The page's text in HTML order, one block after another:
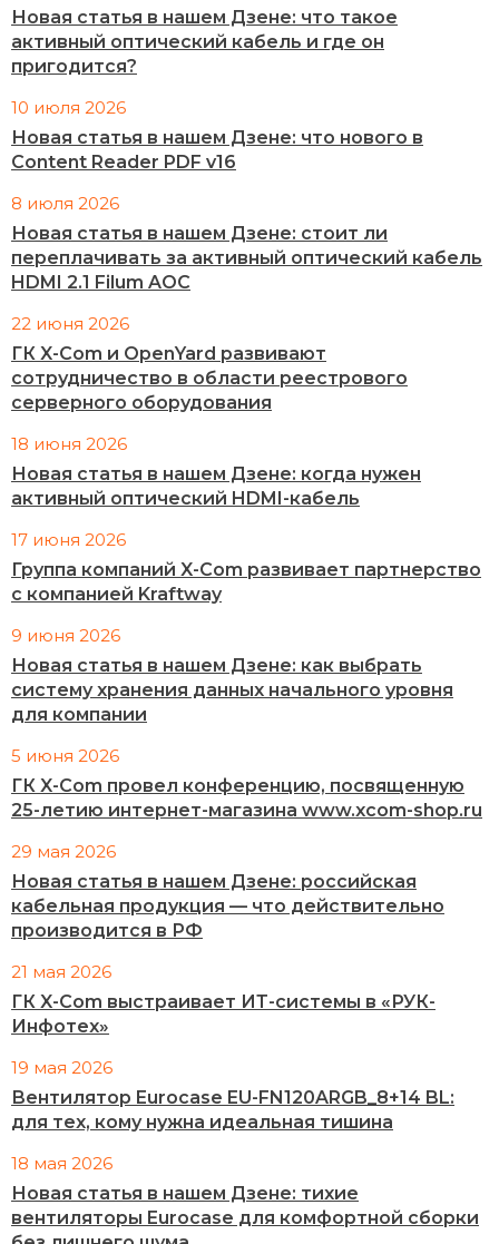
Новая статья в нашем Дзене: что такое
активный оптический кабель и где он
пригодится?
10 июля 2026
Новая статья в нашем Дзене: что нового в
Content Reader PDF v16
8 июля 2026
Новая статья в нашем Дзене: стоит ли
переплачивать за активный оптический кабель
HDMI 2.1 Filum AOC
22 июня 2026
ГК X-Com и OpenYard развивают
сотрудничество в области реестрового
серверного оборудования
18 июня 2026
Новая статья в нашем Дзене: когда нужен
активный оптический HDMI-кабель
17 июня 2026
Группа компаний X-Com развивает партнерство
с компанией Kraftway
9 июня 2026
Новая статья в нашем Дзене: как выбрать
систему хранения данных начального уровня
для компании
5 июня 2026
ГК X-Com провел конференцию, посвященную
25-летию интернет-магазина www.xcom-shop.ru
29 мая 2026
Новая статья в нашем Дзене: российская
кабельная продукция — что действительно
производится в РФ
21 мая 2026
ГК X-Com выстраивает ИТ-системы в «РУК-
Инфотех»
19 мая 2026
Вентилятор Eurocase EU-FN120ARGB_8+14 BL:
для тех, кому нужна идеальная тишина
18 мая 2026
Новая статья в нашем Дзене: тихие
вентиляторы Eurocase для комфортной сборки